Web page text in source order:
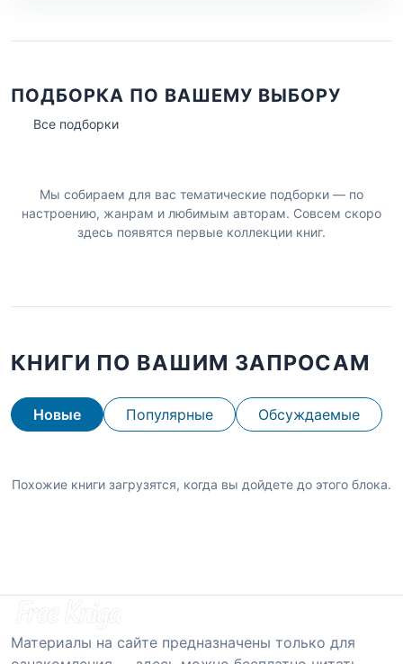
ПОДБОРКА ПО ВАШЕМУ ВЫБОРУ
Все подборки
Мы собираем для вас тематические подборки — по
настроению, жанрам и любимым авторам. Совсем скоро
здесь появятся первые коллекции книг.
КНИГИ ПО ВАШИМ ЗАПРОСАМ
Новые Популярные Обсуждаемые
Похожие книги загрузятся, когда вы дойдете до этого блока.
Материалы на сайте предназначены только для